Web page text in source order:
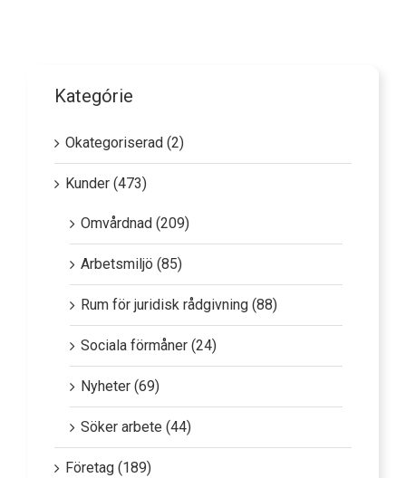
Kategórie
Okategoriserad (2)
Kunder (473)
Omvårdnad (209)
Arbetsmiljö (85)
Rum för juridisk rådgivning (88)
Sociala förmåner (24)
Nyheter (69)
Söker arbete (44)
Företag (189)